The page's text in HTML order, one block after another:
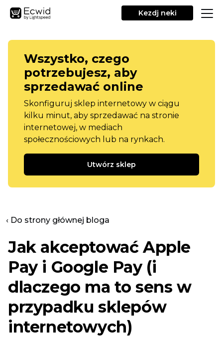
Kezdj neki
Wszystko, czego
potrzebujesz, aby
sprzedawać online
Skonfiguruj sklep internetowy w ciągu
kilku minut, aby sprzedawać na stronie
internetowej, w mediach
społecznościowych lub na rynkach.
Utwórz sklep
‹ Do strony głównej bloga
Jak akceptować Apple
Pay i Google Pay (i
dlaczego ma to sens w
przypadku sklepów
internetowych)